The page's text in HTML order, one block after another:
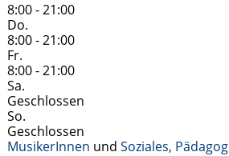
8:00 - 21:00
Do.
8:00 - 21:00
Fr.
8:00 - 21:00
Sa.
Geschlossen
So.
Geschlossen
MusikerInnen undSoziales,